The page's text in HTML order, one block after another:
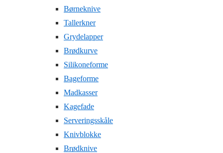
Børneknive
Tallerkner
Grydelapper
Brødkurve
Silikoneforme
Bageforme
Madkasser
Kagefade
Serveringsskåle
Knivblokke
Brødknive